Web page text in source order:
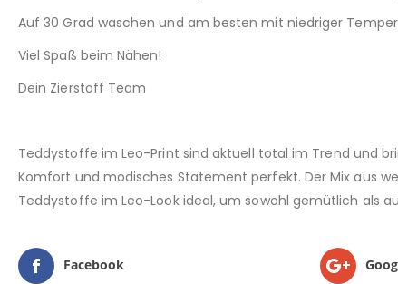
Auf 30 Grad waschen und am besten mit niedriger
Viel Spaß beim Nähen!
Dein Zierstoff Team
Teddystoffe im Leo-Print sind aktuell total im Trend und
Komfort und modisches Statement perfekt. Der Mix aus
Teddystoffe im Leo-Look ideal, um sowohl gemütlich als
Facebook